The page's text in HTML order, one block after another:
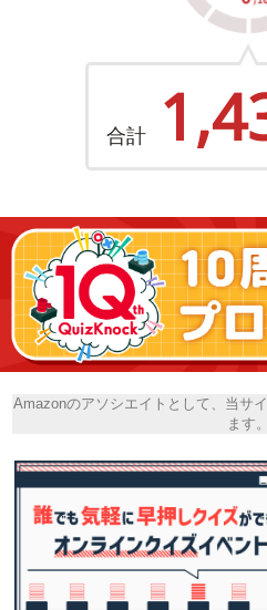
合計
Amazonのアソシエイトとして、当サ
ます。